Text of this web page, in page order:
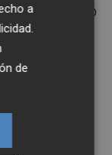
de euros- o
su
2,2
las
a
.
de